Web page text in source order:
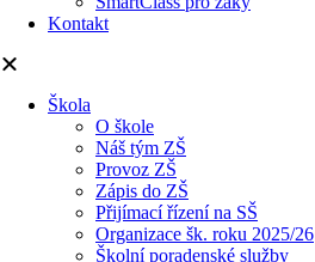
Kontakt
Škola
O škole
Náš tým ZŠ
Provoz ZŠ
Zápis do ZŠ
Přijímací řízení na SŠ
Organizace šk. roku 2025/26
Školní poradenské služby